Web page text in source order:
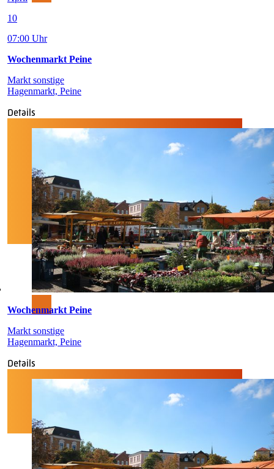
10
07:00 Uhr
Wochenmarkt Peine
Markt sonstige
Hagenmarkt, Peine
Details
Wochenmarkt Peine
Markt sonstige
Hagenmarkt, Peine
Details